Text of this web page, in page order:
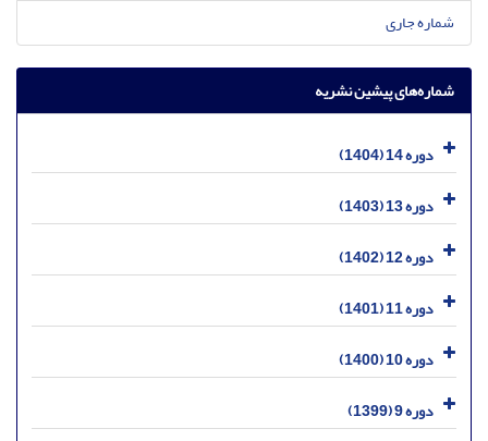
شماره جاری
شماره‌های پیشین نشریه
دوره 14 (1404)
دوره 13 (1403)
دوره 12 (1402)
دوره 11 (1401)
دوره 10 (1400)
دوره 9 (1399)